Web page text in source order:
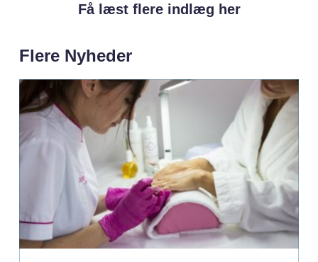
Få læst flere indlæg her
Flere Nyheder